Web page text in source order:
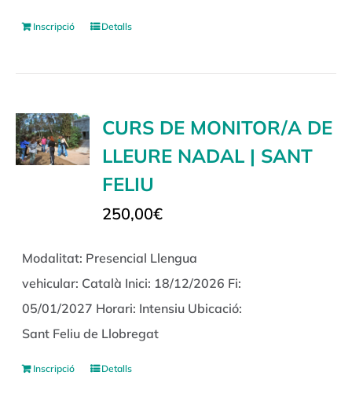
Inscripció Detalls
CURS DE MONITOR/A DE
LLEURE NADAL | SANT
FELIU
250,00€
Modalitat: Presencial Llengua
vehicular: Català Inici: 18/12/2026 Fi:
05/01/2027 Horari: Intensiu Ubicació:
Sant Feliu de Llobregat
Inscripció Detalls